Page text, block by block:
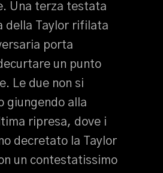
Una terza testata
della Taylor rifilata
porta
un punto
Le due non si
giungendo alla
ripresa, dove i
decretato la Taylor
un contestatissimo